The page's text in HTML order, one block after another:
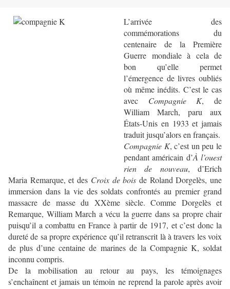
L’arrivée des
commémorations du
centenaire de la Première
Guerre mondiale à cela de
bon qu’elle permet
l’émergence de livres oubliés
où même inédits. C’est le cas
avec Compagnie K, de
William March, paru aux
États-Unis en 1933 et jamais
traduit jusqu’alors en français.
Compagnie K, c’est un peu le
pendant américain d’À l’ouest
rien de nouveau, d’Erich
Maria Remarque, et des Croix de bois de Roland Dorgelès, une
immersion dans la vie des soldats confrontés au premier grand
massacre de masse du XXème siècle. Comme Dorgelès et
Remarque, William March a vécu la guerre dans sa propre chair
puisqu’il a combattu en France à partir de 1917, et c’est donc la
dureté de sa propre expérience qu’il retranscrit là à travers les voix
de plus d’une centaine de marines de la Compagnie K, soldat
inconnu compris.
De la mobilisation au retour au pays, les témoignages
s’enchaînent et jamais un témoin ne reprend la parole après avoir